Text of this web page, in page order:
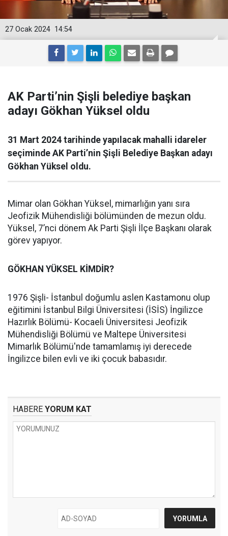
14:54
27 Ocak 2024
AK Parti’nin Şişli belediye başkan
adayı Gökhan Yüksel oldu
31 Mart 2024 tarihinde yapılacak mahalli idareler
seçiminde AK Parti’nin Şişli Belediye Başkan adayı
Gökhan Yüksel oldu.
Mimar olan Gökhan Yüksel, mimarlığın yanı sıra
Jeofizik Mühendisliği bölümünden de mezun oldu.
Yüksel, 7’nci dönem Ak Parti Şişli İlçe Başkanı olarak
görev yapıyor.
GÖKHAN YÜKSEL KİMDİR?
1976 Şişli- İstanbul doğumlu aslen Kastamonu olup
eğitimini İstanbul Bilgi Üniversitesi (İSİS) İngilizce
Hazırlık Bölümü- Kocaeli Üniversitesi Jeofizik
Mühendisliği Bölümü ve Maltepe Üniversitesi
Mimarlık Bölümü'nde tamamlamış iyi derecede
İngilizce bilen evli ve iki çocuk babasıdır.
HABERE YORUM KAT